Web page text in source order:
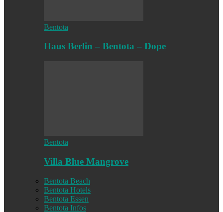
Bentota
Haus Berlin – Bentota – Dope
Bentota
Villa Blue Mangrove
Bentota Beach
Bentota Hotels
Bentota Essen
Bentota Infos